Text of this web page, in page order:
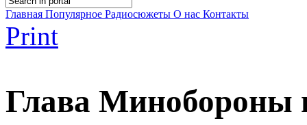
Главная Популярное Радиосюжеты О нас Контакты
Print
Глава Минобороны